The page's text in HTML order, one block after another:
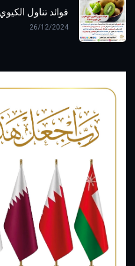
فوائد تناول
26/12/2024